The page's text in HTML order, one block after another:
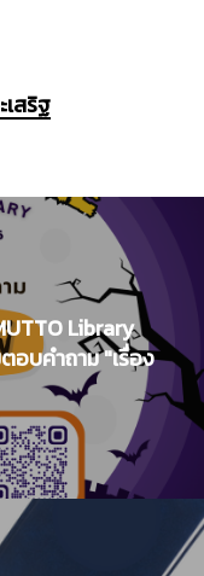
สริฐ
Library
อบคำถาม "เรื่อง